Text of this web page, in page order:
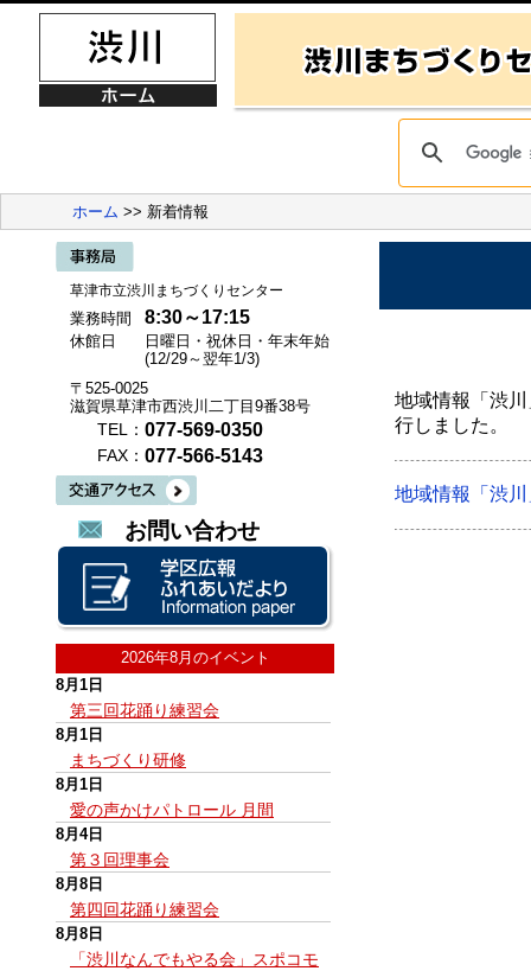
ホーム >> 新着情報
草津市立渋川まちづくりセンター
業務時間 8:30～17:15
休館日
日曜日・祝休日・年末年始
(12/29～翌年1/3)
〒525-0025
滋賀県草津市西渋川二丁目9番38号
TEL： 077-569-0350
FAX： 077-566-5143
お問い合わせ
2026年8月のイベント
8月1日
第三回花踊り練習会
8月1日
まちづくり研修
8月1日
愛の声かけパトロール 月間
8月4日
第３回理事会
8月8日
第四回花踊り練習会
8月8日
「渋川なんでもやる会」スポコモ
地域情報「渋
行しました。
地域情報「渋